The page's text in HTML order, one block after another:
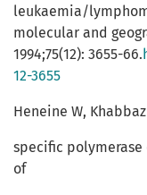
leukaemia/
molecular and
1994;75(12): 3655-66.
12-3655
Heneine W,
specific polymerase
of